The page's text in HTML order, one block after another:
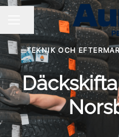
KARRIÄRMENY
Dela sidan
TEKNIK OCH